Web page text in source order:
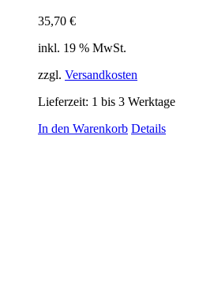
35,70 €
inkl. 19 % MwSt.
zzgl. Versandkosten
Lieferzeit: 1 bis 3 Werktage
In den Warenkorb Details